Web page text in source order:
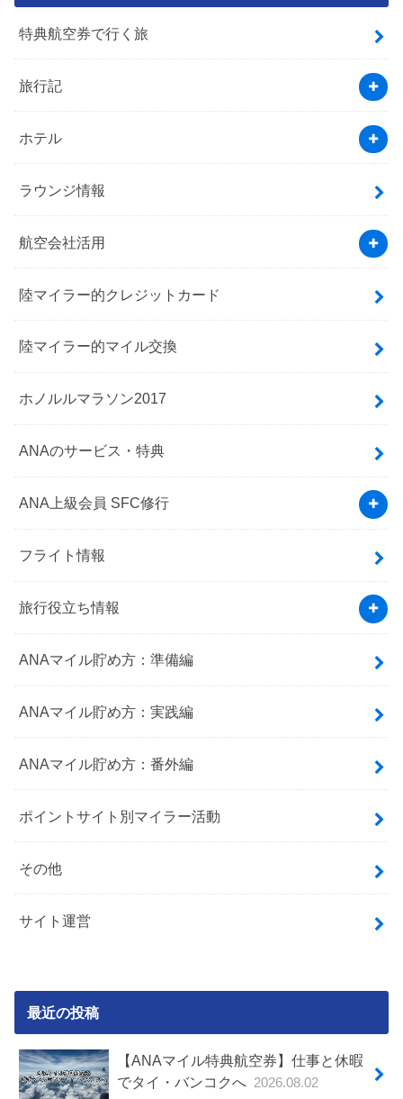
特典航空券で行く旅
旅行記
ホテル
ラウンジ情報
航空会社活用
陸マイラー的クレジットカード
陸マイラー的マイル交換
ホノルルマラソン2017
ANAのサービス・特典
ANA上級会員 SFC修行
フライト情報
旅行役立ち情報
ANAマイル貯め方：準備編
ANAマイル貯め方：実践編
ANAマイル貯め方：番外編
ポイントサイト別マイラー活動
その他
サイト運営
最近の投稿
【ANAマイル特典航空券】仕事と休暇
でタイ・バンコクへ 2026.08.02